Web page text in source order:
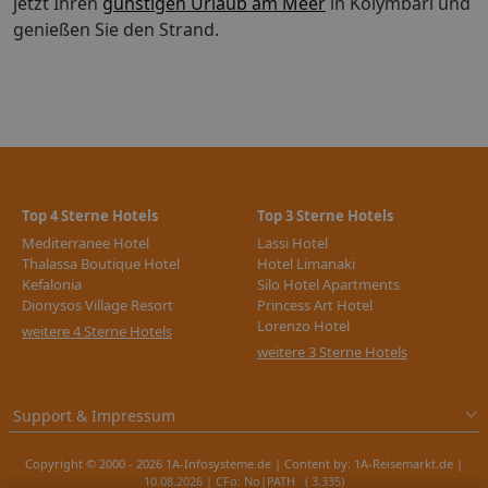
genießen Sie den Strand.
Top 4 Sterne Hotels
Mediterranee Hotel
Thalassa Boutique Hotel
Kefalonia
Dionysos Village Resort
weitere 4 Sterne Hotels
Top 3 Sterne Hotels
Lassi Hotel
Hotel Limanaki
Silo Hotel Apartments
Princess Art Hotel
Lorenzo Hotel
weitere 3 Sterne Hotels
Support & Impressum
Copyright © 2000 - 2026 1A-Infosysteme.de | Content by: 1A-Reisemarkt.de |
10.08.2026 | CFo: No|PATH ( 3.335)